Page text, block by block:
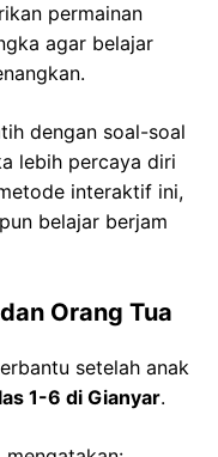
permainan
agar belajar
dengan soal-soal
lebih percaya diri
interaktif ini,
belajar berjam
Orang Tua
setelah anak
1-6 di Gianyar.